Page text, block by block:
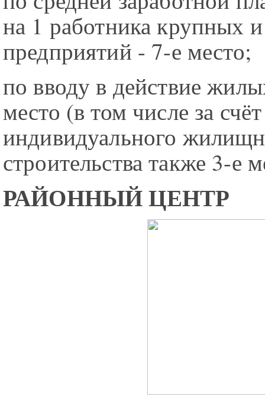
на 1 работника крупных
предприятий - 7-е место;
по вводу в действие
место (в том числе за счёт
индивидуального
строительства также 3-е
РАЙОННЫЙ ЦЕНТР